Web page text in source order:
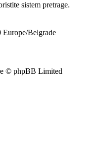
sistem pretrage.
Europe/Belgrade
© phpBB Limited